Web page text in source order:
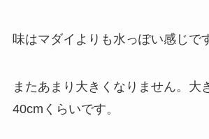
味はマダイよりも水っぽい感じで
またあまり大きくなりません。大
40cmくらいです。